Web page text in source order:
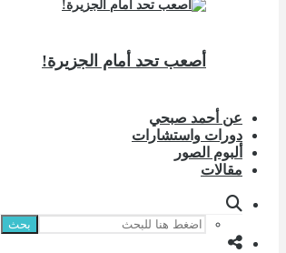
أصعب تحد أمام الجزيرة!
عن أحمد صبحي
دورات واستشارات
ألبوم الصور
مقالات
بحث